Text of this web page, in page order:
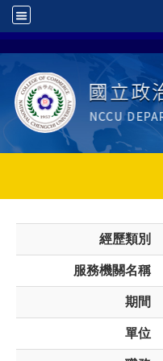
經歷類別
服務機關名稱
期間
單位